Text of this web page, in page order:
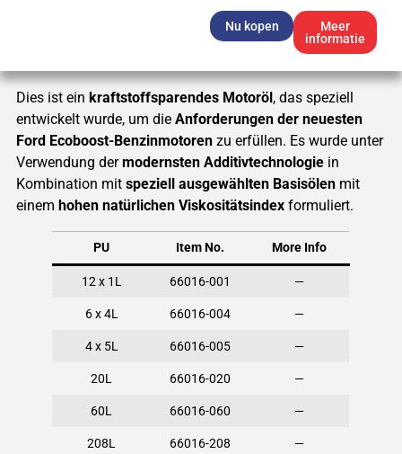
Nu kopen
Meer
informatie
Dies ist ein kraftstoffsparendes Motoröl , das speziell
entwickelt wurde, um die Anforderungen der neuesten
Ford Ecoboost-Benzinmotorenzu erfüllen. Es wurde unter
Verwendung dermodernsten Additivtechnologiein
Kombination mit speziell ausgewählten Basisölenmit
einem hohen natürlichen Viskositätsindexformuliert.
PU Item No. More Info
12 x 1L 66016-001 —
6 x 4L 66016-004 —
4 x 5L 66016-005 —
20L 66016-020 —
60L 66016-060 —
208L 66016-208 —